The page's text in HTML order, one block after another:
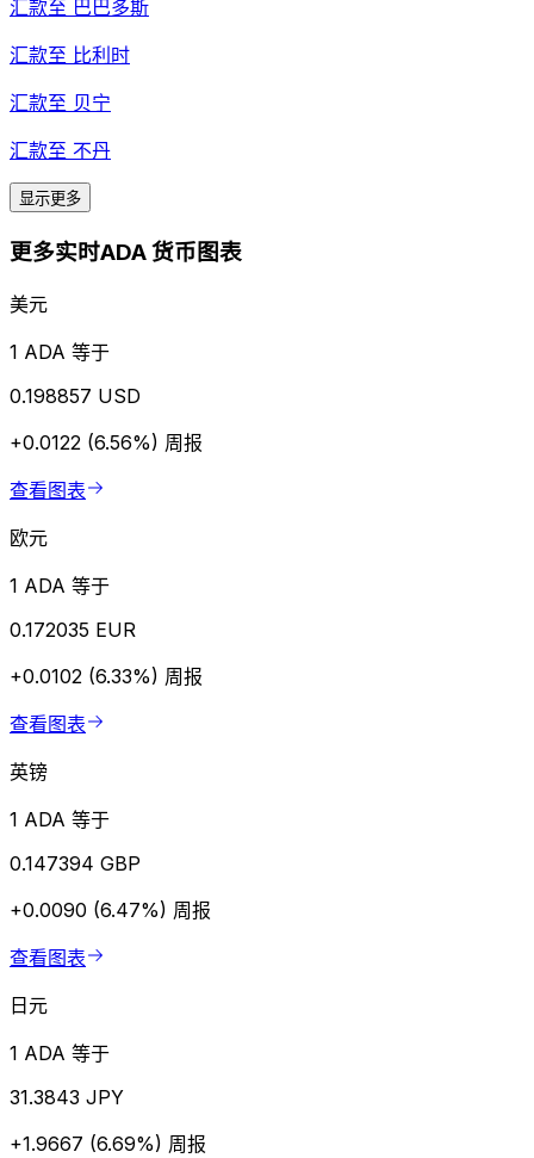
汇款至 巴巴多斯
汇款至 比利时
汇款至 贝宁
汇款至 不丹
显示更多
更多实时ADA 货币图表
美元
1 ADA 等于
0.198857 USD
+0.0122 (6.56%) 周报
查看图表
欧元
1 ADA 等于
0.172035 EUR
+0.0102 (6.33%) 周报
查看图表
英镑
1 ADA 等于
0.147394 GBP
+0.0090 (6.47%) 周报
查看图表
日元
1 ADA 等于
31.3843 JPY
+1.9667 (6.69%) 周报